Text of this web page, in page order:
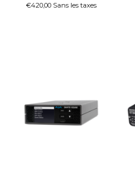
€420,00 Sans les taxes